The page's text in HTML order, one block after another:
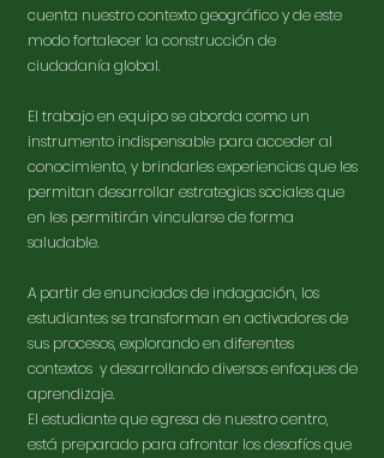
cuenta nuestro contexto geográfico y de este
modo fortalecer la construcción de
ciudadanía global.
El trabajo en equipo se aborda como un
instrumento indispensable para acceder al
conocimiento, y brindarles experiencias que les
permitan desarrollar estrategias sociales que
en les permitirán vincularse de forma
saludable.
A partir de enunciados de indagación, los
estudiantes se transforman en activadores de
sus procesos, explorando en diferentes
contextos y desarrollando diversos enfoques de
aprendizaje.
El estudiante que egresa de nuestro centro,
está preparado para afrontar los desafíos que